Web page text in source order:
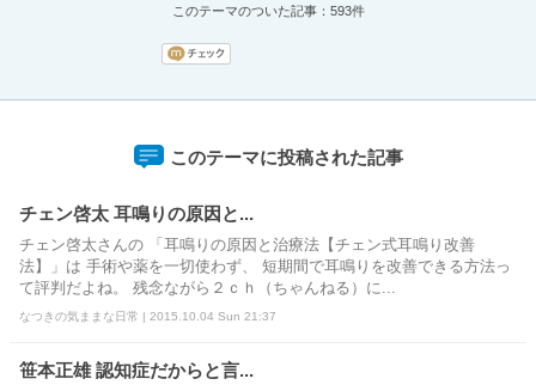
このテーマのついた記事：593件
このテーマに投稿された記事
チェン啓太 耳鳴りの原因と...
チェン啓太さんの 「耳鳴りの原因と治療法【チェン式耳鳴り改善
法】」は 手術や薬を一切使わず、 短期間で耳鳴りを改善できる方法っ
て評判だよね。 残念ながら２ｃｈ（ちゃんねる）に...
なつきの気ままな日常 | 2015.10.04 Sun 21:37
笹本正雄 認知症だからと言...